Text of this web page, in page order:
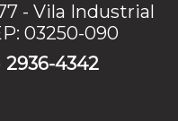
- Vila Industrial
03250-090
2936-4342